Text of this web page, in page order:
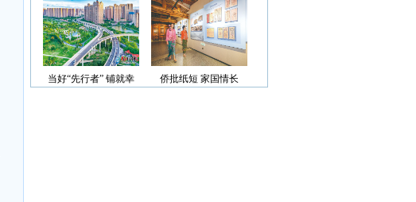
当好“先行者” 铺就幸
侨批纸短 家国情长